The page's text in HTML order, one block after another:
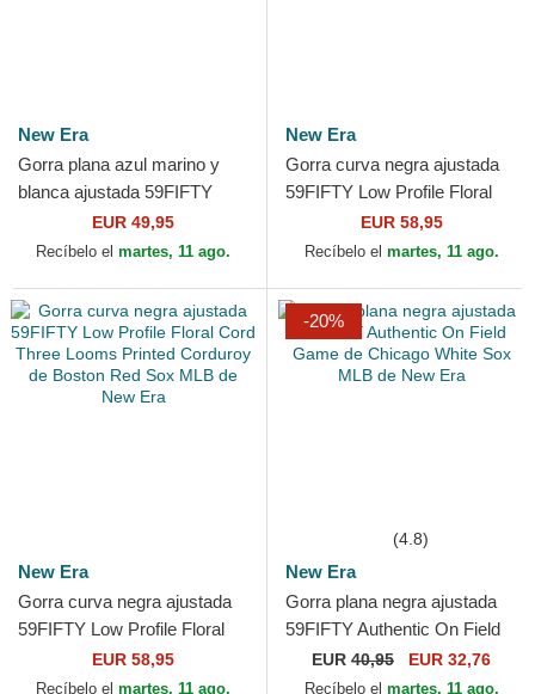
New Era
Gorra plana azul marino y
blanca ajustada 59FIFTY
Day Low Profile de Boston
Red Sox MLB de New Era
EUR 49,95
Recíbelo el martes, 11 ago.
New Era
Gorra curva negra ajustada
59FIFTY Low Profile Floral
Cord Three Looms Printed
Corduroy de...
EUR 58,95
Recíbelo el martes, 11 ago.
New Era
Gorra curva negra ajustada
59FIFTY Low Profile Floral
Cord Three Looms Printed
Corduroy de Boston...
EUR 58,95
Recíbelo el martes, 11 ago.
-20%
(4.8)
New Era
Gorra plana negra ajustada
59FIFTY Authentic On Field
Game de Chicago White Sox
MLB de New Era
EUR 40,95 EUR 32,76
Recíbelo el martes, 11 ago.